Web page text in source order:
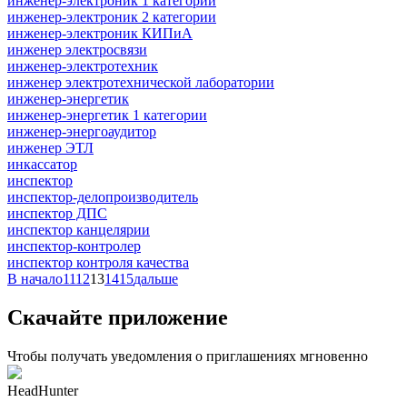
инженер-электроник 2 категории
инженер-электроник КИПиА
инженер электросвязи
инженер-электротехник
инженер электротехнической лаборатории
инженер-энергетик
инженер-энергетик 1 категории
инженер-энергоаудитор
инженер ЭТЛ
инкассатор
инспектор
инспектор-делопроизводитель
инспектор ДПС
инспектор канцелярии
инспектор-контролер
инспектор контроля качества
В начало1112131415дальше
Скачайте приложение
Чтобы получать уведомления о приглашениях мгновенно
HeadHunter